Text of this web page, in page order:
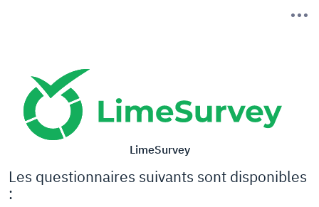
LimeSurvey
Les questionnaires suivants sont disponibles
: